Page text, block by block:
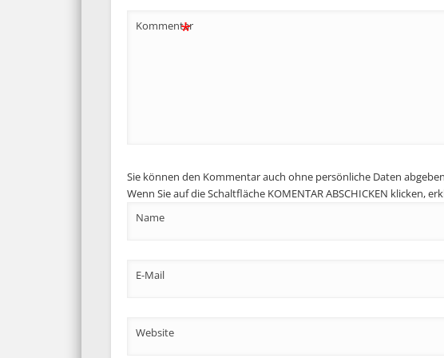
Kommentar
*
Sie können den Kommentar auch ohne persönliche Daten
Wenn Sie auf die Schaltfläche KOMENTAR ABSCHICKEN klicken,
Name
E-Mail
Website